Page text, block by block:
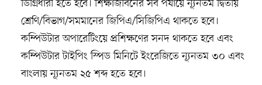
ডিগ্রিধারী হতে হবে। শিক্ষাজীবনের সব পর্যায়ে ন্যূনতম দ্বিতীয়
শ্রেণি/বিভাগ/সমমানের জিপিএ/সিজিপিএ থাকতে হবে।
কম্পিউটার অপারেটিংয়ে প্রশিক্ষণের সনদ থাকতে হবে এবং
কম্পিউটার টাইপিং স্পিড মিনিটে ইংরেজিতে ন্যূনতম ৩০ এবং
বাংলায় ন্যূনতম ২৫ শব্দ হতে হবে।